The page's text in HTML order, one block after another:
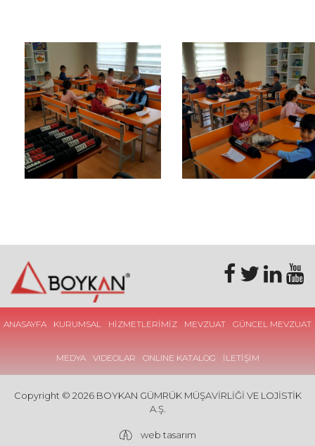
ANASAYFA KURUMSAL HİZMETLERİMİZ MEVZUAT GÜNCEL MEVZUAT
MEDYA VIDEOLAR ONLINE KATALOG İLETİŞİM
Copyright © 2026 BOYKAN GÜMRÜK MÜŞAVİRLİĞİ VE LOJİSTİK
A.Ş.
web tasarım